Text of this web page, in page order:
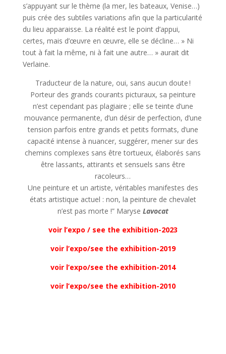
s’appuyant sur le thème (la mer, les bateaux, Venise…)
puis crée des subtiles variations afin que la particularité
du lieu apparaisse. La réalité est le point d’appui,
certes, mais d’œuvre en œuvre, elle se décline… » Ni
tout à fait la même, ni à fait une autre… » aurait dit
Verlaine.
Traducteur de la nature, oui, sans aucun doute !
Porteur des grands courants picturaux, sa peinture
n’est cependant pas plagiaire ; elle se teinte d’une
mouvance permanente, d’un désir de perfection, d’une
tension parfois entre grands et petits formats, d’une
capacité intense à nuancer, suggérer, mener sur des
chemins complexes sans être tortueux, élaborés sans
être lassants, attirants et sensuels sans être
racoleurs…
Une peinture et un artiste, véritables manifestes des
états artistique actuel : non, la peinture de chevalet
n’est pas morte !” Maryse Lavocat
voir l’expo / see the exhibition-2023
voir l’expo/see the exhibition-2019
voir l’expo/see the exhibition-2014
voir l’expo/see the exhibition-2010